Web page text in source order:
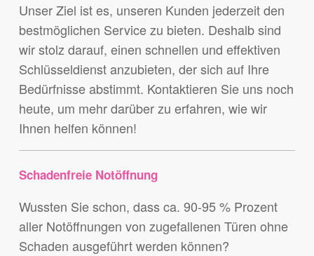
Unser Ziel ist es, unseren Kunden jederzeit den
bestmöglichen Service zu bieten. Deshalb sind
wir stolz darauf, einen schnellen und effektiven
Schlüsseldienst anzubieten, der sich auf Ihre
Bedürfnisse abstimmt. Kontaktieren Sie uns noch
heute, um mehr darüber zu erfahren, wie wir
Ihnen helfen können!
Schadenfreie Notöffnung
Wussten Sie schon, dass ca. 90-95 % Prozent
aller Notöffnungen von zugefallenen Türen ohne
Schaden ausgeführt werden können?